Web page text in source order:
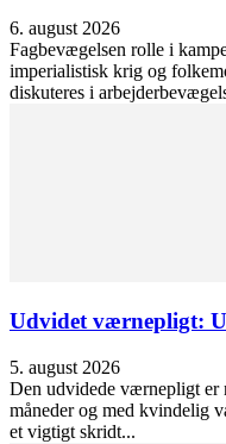
6. august 2026
Fagbevægelsen rolle i
imperialistisk krig og
diskuteres i
Udvidet værnepligt:
5. august 2026
Den udvidede værnepligt er
måneder og med kvindelig
et vigtigt skridt...